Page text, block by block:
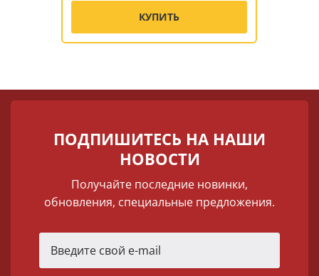
КУПИТЬ
ПОДПИШИТЕСЬ НА НАШИ
НОВОСТИ
Получайте последние новинки,
обновления, специальные предложения.